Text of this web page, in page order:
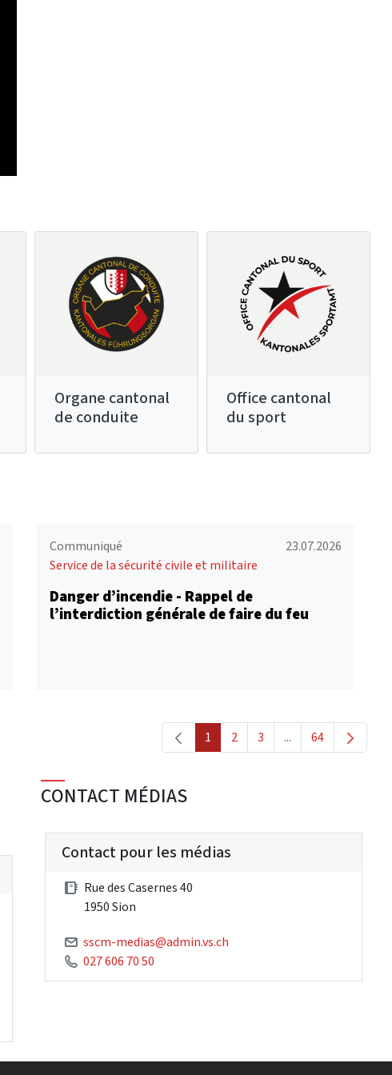
Organe cantonal
de conduite
Office cantonal
du sport
Communiqué
23.07.2026
Service de la sécurité civile et militaire
Danger d’incendie - Rappel de
l’interdiction générale de faire du feu
Сторінка
1 Сторінка
2 Сторінка
3 ...ПроміжніСторінка
64
CONTACT MÉDIAS
Contact pour les médias
Rue des Casernes 40
1950 Sion
sscm-medias@admin.vs.ch
027 606 70 50